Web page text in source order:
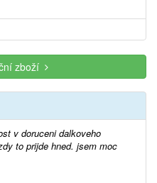
zboží
to prijde hned. jsem moc